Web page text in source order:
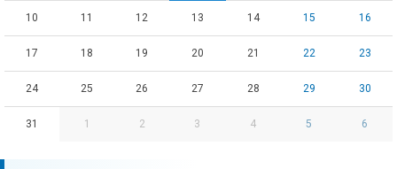
10 11 12 13 14 15 16
17 18 19 20 21 22 23
24 25 26 27 28 29 30
31 1 2 3 4 5 6